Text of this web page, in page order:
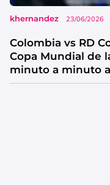
khernandez 23/06/2026
Colombia vs RD
Copa Mundial de
minuto a minuto